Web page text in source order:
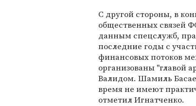
С другой стороны, в
общественных связей
данным спецслужб,
последние годы с
финансовых потоков
организованы "главой
Валидом. Шамиль
время не имеют
отметил Игнатченко.